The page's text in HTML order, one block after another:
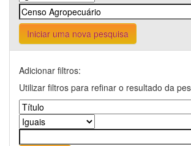
Iniciar uma nova pesquisa
Adicionar filtros:
Utilizar filtros para refinar o resultado da